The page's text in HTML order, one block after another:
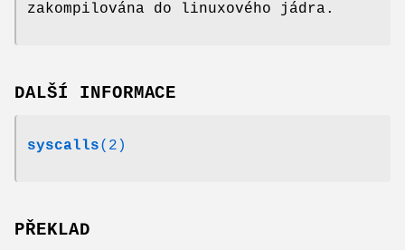
zakompilována do linuxového jádra.
DALŠÍ INFORMACE
syscalls(2)
PŘEKLAD